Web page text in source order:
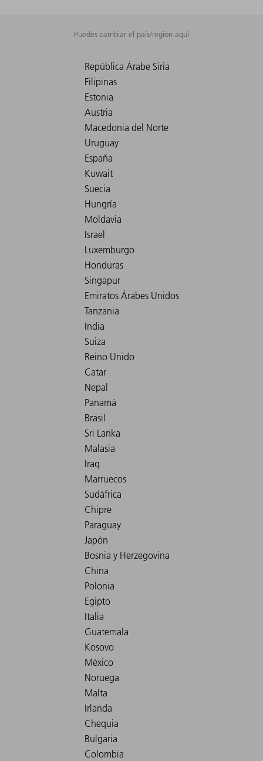
Puedes cambiar el país/región aquí